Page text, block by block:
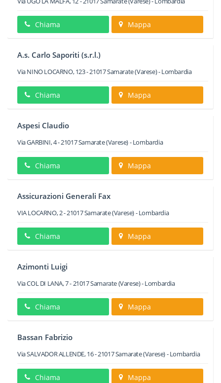
Chiama Mappa
A.s. Carlo Saporiti (s.r.l.)
Via NINO LOCARNO, 123-21017Samarate(Varese) -Lombardia
Chiama Mappa
Aspesi Claudio
Via GARBINI, 4-21017Samarate(Varese) -Lombardia
Chiama Mappa
Assicurazioni Generali Fax
VIA LOCARNO, 2-21017Samarate(Varese) -Lombardia
Chiama Mappa
Azimonti Luigi
Via COL DI LANA, 7-21017Samarate(Varese) -Lombardia
Chiama Mappa
Bassan Fabrizio
Via SALVADOR ALLENDE, 16-21017Samarate(Varese) -Lombardia
Chiama Mappa